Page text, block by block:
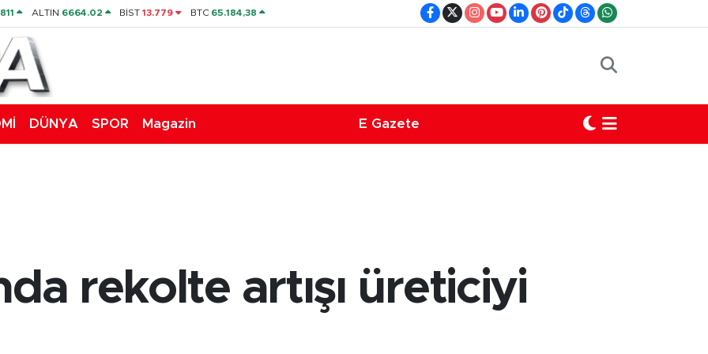
ALTIN 6664.02 BİST13.779 BTC 65.184,38
DÜNYA SPOR Magazin E Gazete
rekolte artışı üreticiyi